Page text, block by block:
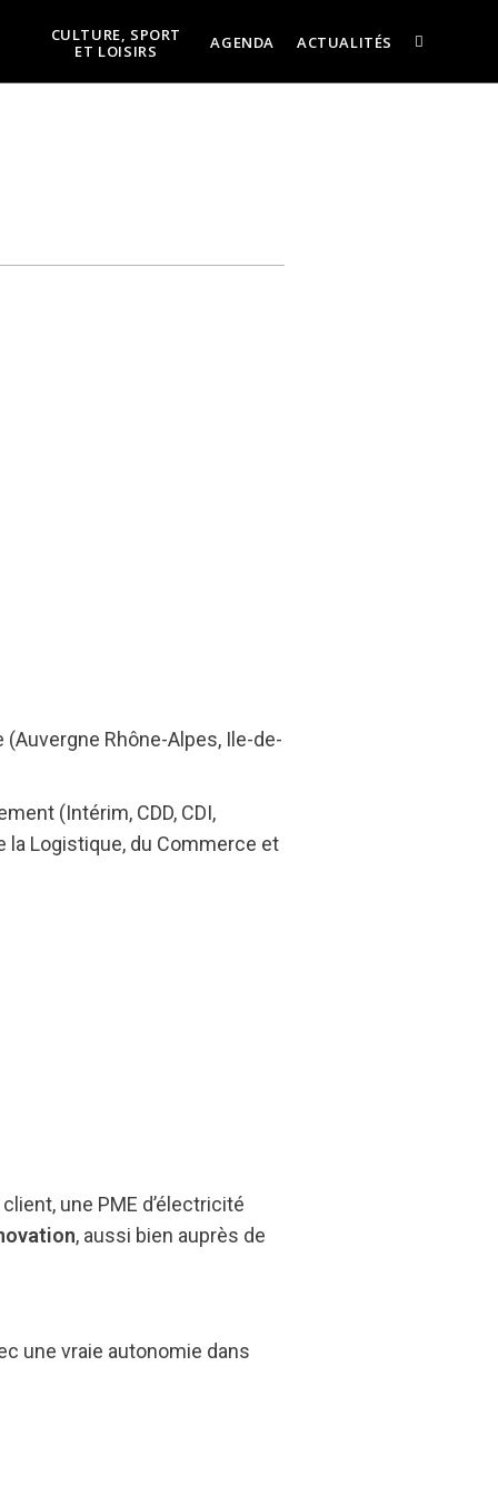
CULTURE, SPORT
ET LOISIRS
AGENDA ACTUALITÉS
Rhône-Alpes, Ile-de-
(Intérim, CDD, CDI,
la Logistique, du Commerce et
une PME d’électricité
, aussi bien auprès de
une vraie autonomie dans